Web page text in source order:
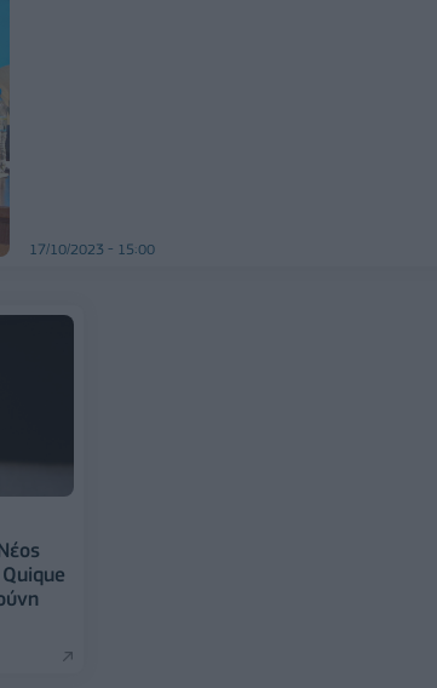
17/10/2023 - 15:00